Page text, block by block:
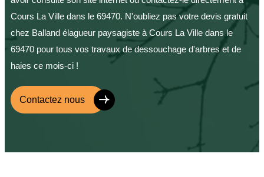
Cours La Ville dans le 69470. N'oubliez pas votre devis gratuit
chez Balland élagueur paysagiste à Cours La Ville dans le
69470 pour tous vos travaux de dessouchage d'arbres et de
haies ce mois-ci !
Contactez nous